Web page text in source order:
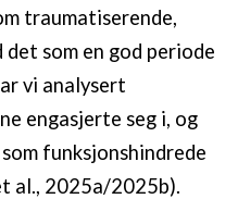
traumatiserende,
det som en god periode
vi analysert
engasjerte seg i, og
funksjonshindrede
al., 2025a/2025b).